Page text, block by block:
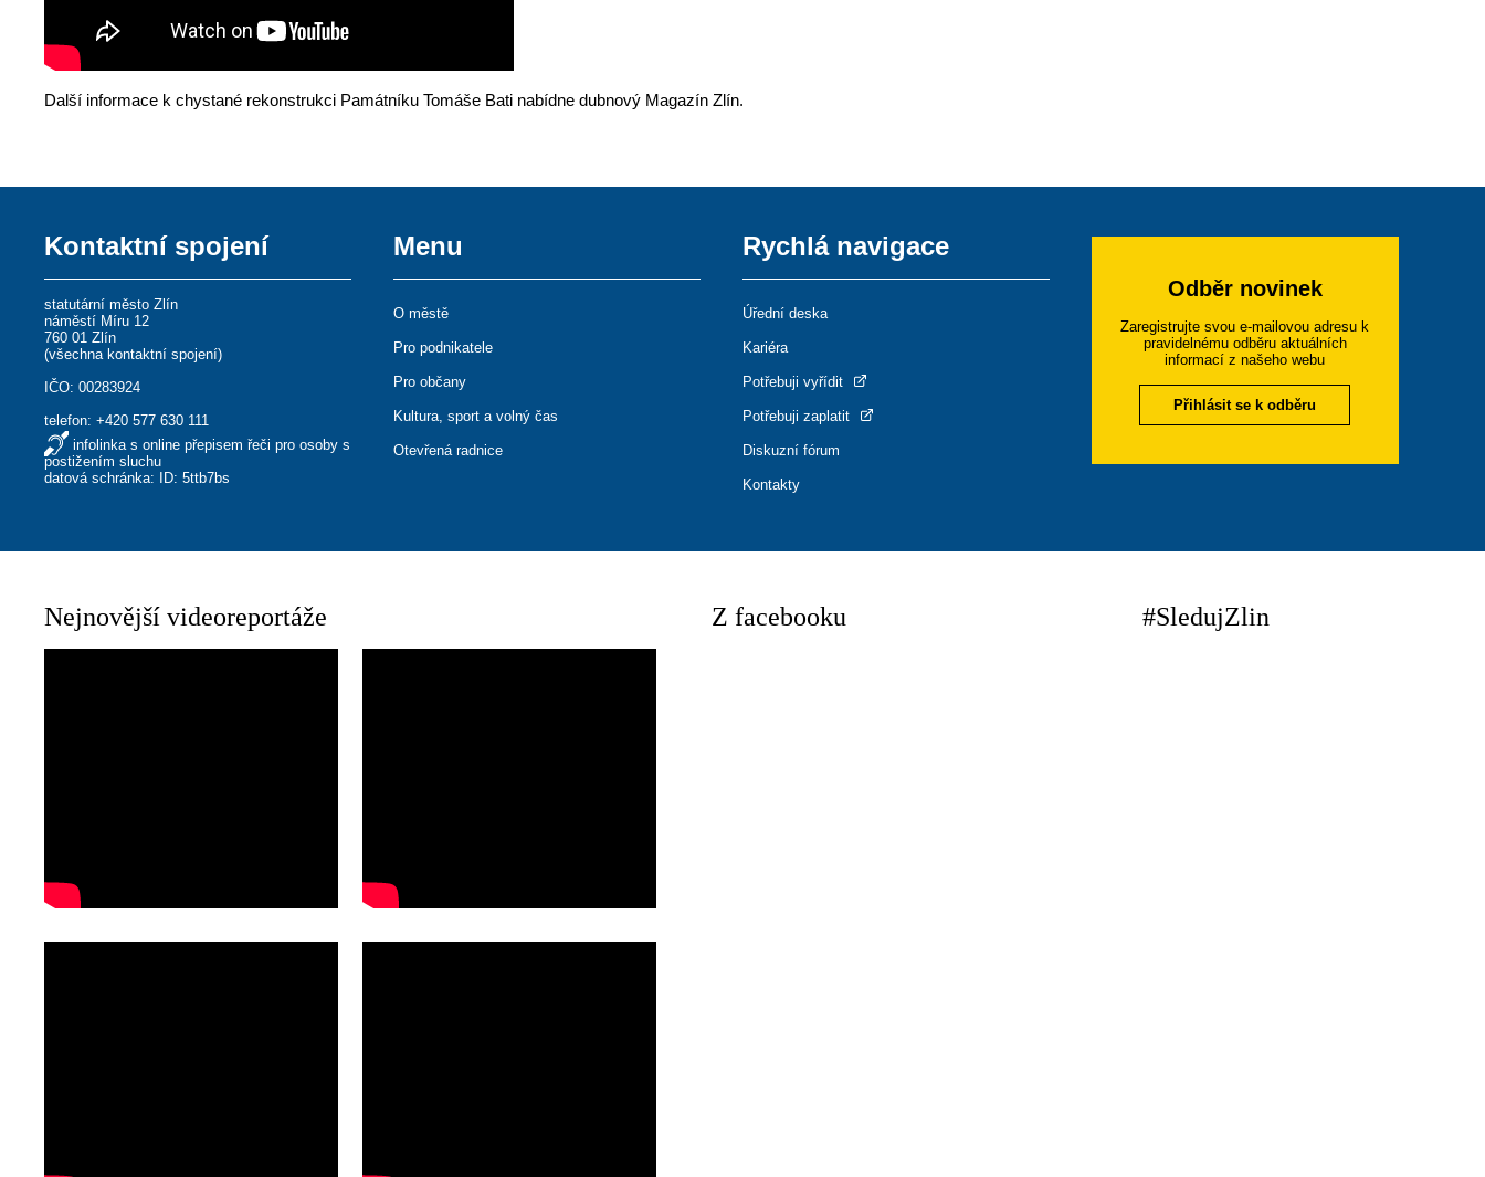
Další informace k chystané rekonstrukci Památníku Tomáše Bati nabídne dubnový Magazín Zlín.
Kontaktní spojení
statutární město Zlín
náměstí Míru 12
760 01 Zlín
(všechna kontaktní spojení)
IČO: 00283924
telefon:+420 577 630 111
infolinka s online přepisem řeči pro osoby s
postižením sluchu
datová schránka: ID: 5ttb7bs
Menu
O městě
Pro podnikatele
Pro občany
Kultura, sport a volný čas
Otevřená radnice
Rychlá navigace
Úřední deska
Kariéra
Potřebuji vyřídit
Potřebuji zaplatit
Diskuzní fórum
Kontakty
Odběr novinek
Zaregistrujte svou e-mailovou adresu k
pravidelnému odběru aktuálních
informací z našeho webu
Přihlásit se k odběru
Nejnovější videoreportáže Z facebooku #SledujZlin